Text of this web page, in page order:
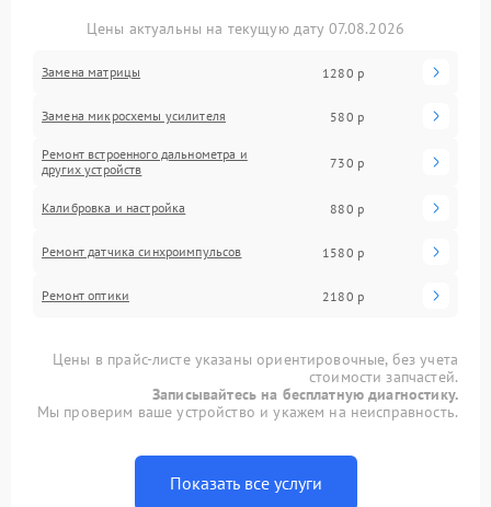
Цены актуальны на текущую дату 07.08.2026
Замена матрицы 1280 р
Замена микросхемы усилителя 580 р
Ремонт встроенного дальнометра и
других устройств
730 р
Калибровка и настройка 880 р
Ремонт датчика синхроимпульсов 1580 р
Ремонт оптики 2180 р
Цены в прайс-листе указаны ориентировочные, без учета
стоимости запчастей.
Записывайтесь на бесплатную диагностику.
Мы проверим ваше устройство и укажем на неисправность.
Показать все услуги